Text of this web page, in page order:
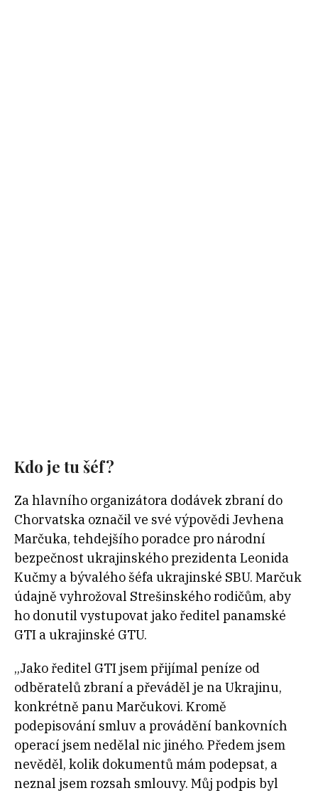
Kdo je tu šéf?
Za hlavního organizátora dodávek zbraní do
Chorvatska označil ve své výpovědi Jevhena
Marčuka, tehdejšího poradce pro národní
bezpečnost ukrajinského prezidenta Leonida
Kučmy a bývalého šéfa ukrajinské SBU. Marčuk
údajně vyhrožoval Strešinského rodičům, aby
ho donutil vystupovat jako ředitel panamské
GTI a ukrajinské GTU.
„Jako ředitel GTI jsem přijímal peníze od
odběratelů zbraní a převáděl je na Ukrajinu,
konkrétně panu Marčukovi. Kromě
podepisování smluv a provádění bankovních
operací jsem nedělal nic jiného. Předem jsem
nevěděl, kolik dokumentů mám podepsat, a
neznal jsem rozsah smlouvy. Můj podpis byl